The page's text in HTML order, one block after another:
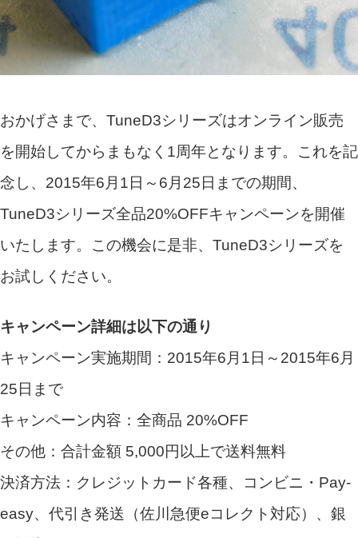
おかげさまで、TuneD3シリーズはオンライン販売
を開始してからまもなく1周年となります。これを記
念し、2015年6月1日～6月25日までの期間、
TuneD3シリーズ全品20%OFFキャンペーンを開催
いたします。この機会に是非、TuneD3シリーズを
お試しください。
キャンペーン詳細は以下の通り
キャンペーン実施期間：2015年6月1日～2015年6月
25日まで
キャンペーン内容：全商品 20%OFF
その他：合計金額 5,000円以上で送料無料
決済方法：クレジットカード各種、コンビニ・Pay-
easy、代引き発送（佐川急便eコレクト対応）、銀